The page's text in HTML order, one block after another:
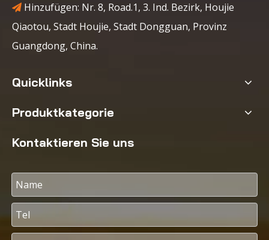
 Hinzufügen: Nr. 8, Road.1, 3. Ind. Bezirk, Houjie
Qiaotou, Stadt Houjie, Stadt Dongguan, Provinz
Guangdong, China.
Quicklinks
Produktkategorie
Kontaktieren Sie uns